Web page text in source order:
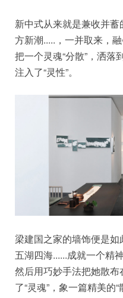
新中式从来就是兼收并
方新潮.....，一并取来，融
把一个灵魂“分散”，洒
注入了“灵性”。
梁建国之家的墙饰便是如
五湖四海......成就一个精神
然后用巧妙手法把她散
了“灵魂”，象一篇精美的“